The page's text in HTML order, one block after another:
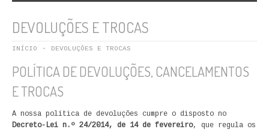
FRUTA NATURAL
FRUTA DESIDRATADA
INFUSOES
DOCES
DEVOLUÇÕES E TROCAS
INÍCIO DEVOLUÇÕES E TROCAS
POLÍTICA DE DEVOLUÇÕES, CANCELAMENTOS
E TROCAS
A nossa política de devoluções cumpre o disposto no
Decreto-Lei n.º 24/2014, de 14 de fevereiro, que regula os